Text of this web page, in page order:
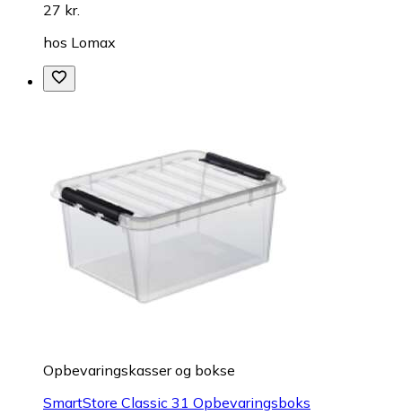
27 kr.
hos Lomax
Opbevaringskasser og bokse
SmartStore Classic 31 Opbevaringsboks